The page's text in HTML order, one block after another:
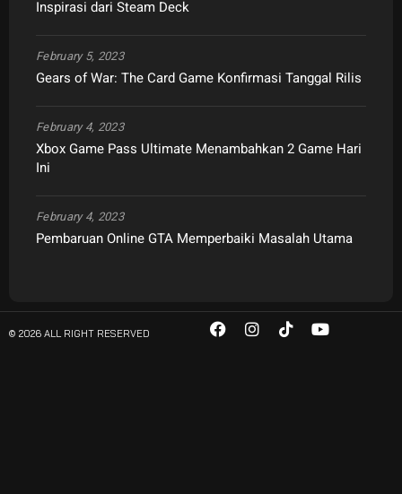
Inspirasi dari Steam Deck
Gears of War: The Card Game Konfirmasi Tanggal Rilis
February 5, 2023
Xbox Game Pass Ultimate Menambahkan 2 Game Hari
Ini
February 4, 2023
Pembaruan Online GTA Memperbaiki Masalah Utama
February 4, 2023
© 2026 ALL RIGHT RESERVED